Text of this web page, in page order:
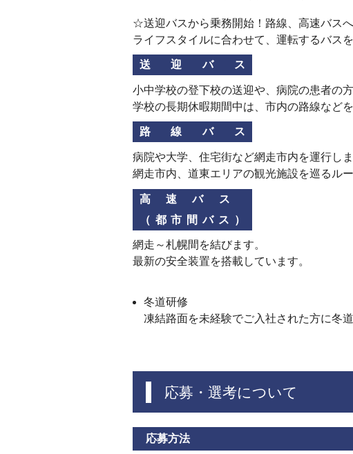
☆送迎バスから乗務開始！路線、高速バス
ライフスタイルに合わせて、運転するバス
送迎バス
小中学校の登下校の送迎や、病院の患者の
学校の長期休暇期間中は、市内の路線など
路線バス
病院や大学、住宅街など網走市内を運行しま
網走市内、道東エリアの観光施設を巡るル
高速バス
（都市間バス）
網走～札幌間を結びます。
最新の安全装置を搭載しています。
冬道研修
凍結路面を未経験でご入社された方に冬
応募・選考について
応募方法